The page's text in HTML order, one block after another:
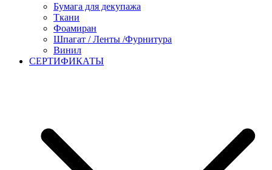
Бумага для декупажа
Ткани
Фоамиран
Шпагат / Ленты /Фурнитура
Винил
СЕРТИФИКАТЫ